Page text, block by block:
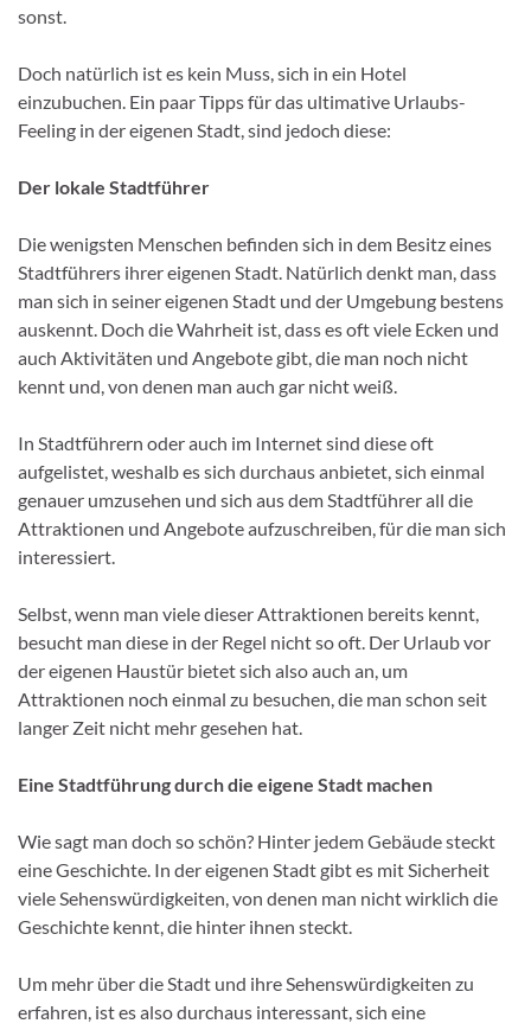
sonst.
Doch natürlich ist es kein Muss, sich in ein Hotel
einzubuchen. Ein paar Tipps für das ultimative Urlaubs-
Feeling in der eigenen Stadt, sind jedoch diese:
Der lokale Stadtführer
Die wenigsten Menschen befinden sich in dem Besitz eines
Stadtführers ihrer eigenen Stadt. Natürlich denkt man, dass
man sich in seiner eigenen Stadt und der Umgebung bestens
auskennt. Doch die Wahrheit ist, dass es oft viele Ecken und
auch Aktivitäten und Angebote gibt, die man noch nicht
kennt und, von denen man auch gar nicht weiß.
In Stadtführern oder auch im Internet sind diese oft
aufgelistet, weshalb es sich durchaus anbietet, sich einmal
genauer umzusehen und sich aus dem Stadtführer all die
Attraktionen und Angebote aufzuschreiben, für die man sich
interessiert.
Selbst, wenn man viele dieser Attraktionen bereits kennt,
besucht man diese in der Regel nicht so oft. Der Urlaub vor
der eigenen Haustür bietet sich also auch an, um
Attraktionen noch einmal zu besuchen, die man schon seit
langer Zeit nicht mehr gesehen hat.
Eine Stadtführung durch die eigene Stadt machen
Wie sagt man doch so schön? Hinter jedem Gebäude steckt
eine Geschichte. In der eigenen Stadt gibt es mit Sicherheit
viele Sehenswürdigkeiten, von denen man nicht wirklich die
Geschichte kennt, die hinter ihnen steckt.
Um mehr über die Stadt und ihre Sehenswürdigkeiten zu
erfahren, ist es also durchaus interessant, sich eine